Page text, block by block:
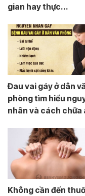
gian hay thực...
Đau vai gáy ở dân
phòng tìm hiểu
nhân và cách chữa
Không cần đến